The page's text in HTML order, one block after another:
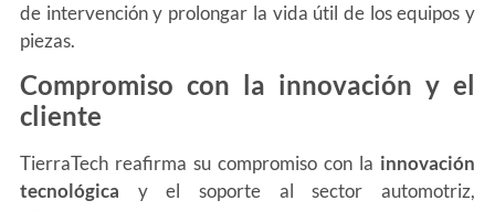
de intervención y prolongar la vida útil de los equipos y
piezas.
Compromiso con la innovación y el
cliente
TierraTech reafirma su compromiso con la innovación
tecnológica y el soporte al sector automotriz,